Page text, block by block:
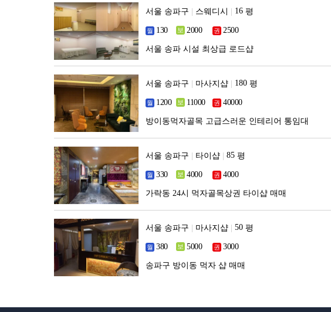
서울 송파구 스웨디시 평
서울 송파 시설 최상급 로드샵
서울 송파구 마사지샵 평
방이동먹자골목 고급스러운 인테리어 통임대
서울 송파구 타이샵 평
가락동 24시 먹자골목상권 타이샵 매매
서울 송파구 마사지샵 평
송파구 방이동 먹자 샵 매매